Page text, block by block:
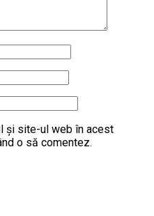
și site-ul web în acest
o să comentez.